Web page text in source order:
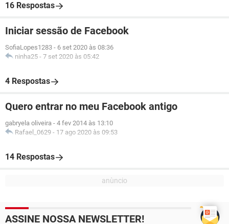
16 Respostas
Iniciar sessão de Facebook
SofiaLopes1283 - 6 set 2020 às 08:36
ninha25 - 7 set 2020 às 05:42
4 Respostas
Quero entrar no meu Facebook antigo
gabryela oliveira - 4 fev 2014 às 13:10
Rafael_0629 - 17 ago 2020 às 09:53
14 Respostas
ASSINE NOSSA NEWSLETTER!